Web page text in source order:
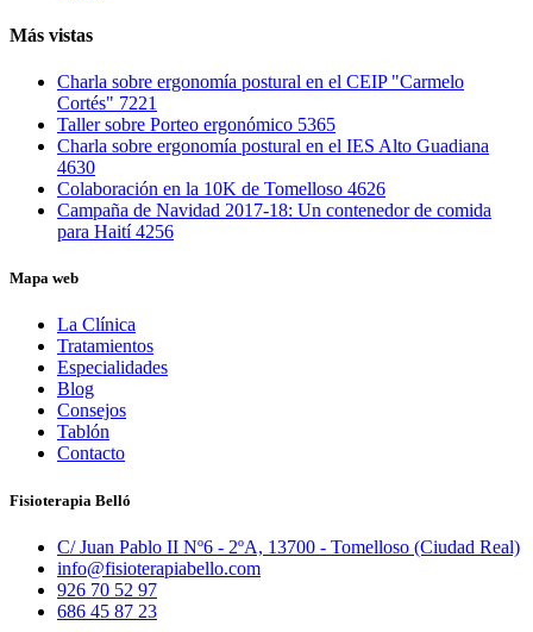
Más vistas
Charla sobre ergonomía postural en el CEIP "Carmelo
Cortés" 7221
Taller sobre Porteo ergonómico 5365
Charla sobre ergonomía postural en el IES Alto Guadiana
4630
Colaboración en la 10K de Tomelloso 4626
Campaña de Navidad 2017-18: Un contenedor de comida
para Haití4256
Mapa web
La Clínica
Tratamientos
Especialidades
Blog
Consejos
Tablón
Contacto
Fisioterapia Belló
C/ Juan Pablo II Nº6 - 2ºA, 13700 - Tomelloso (Ciudad Real)
info@fisioterapiabello.com
926 70 52 97
686 45 87 23